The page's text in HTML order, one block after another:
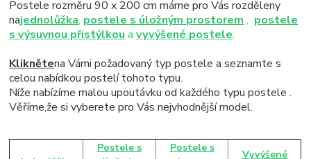
Postele rozměru 90 x 200 cm máme pro Vás rozděleny
najednolůžka, postele s úložným prostorem , postele
s výsuvnou přistýlkou avyvýšené postele.
Kliknětena Vámi požadovaný typ postele a seznamte s
celou nabídkou postelí tohoto typu.
Níže nabízíme malou upoutávku od každého typu postele .
Věříme,že si vyberete pro Vás nejvhodnější model.
Postele s
Postele s
Vyvýšené